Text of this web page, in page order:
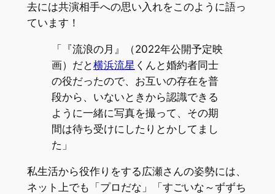
去には共演相手への思い入れをこのように語っ
ています！
「『流浪の月』（2022年公開予定映
画）だと横浜流星 くんと婚約者同士
の役だったので、お互いの存在を普
段から、いないときから認識できる
ように一緒に写真を撮って、その期
間は待ち受けにしたりとかしてまし
た」
私生活から役作りをする広瀬さんの姿勢には、
ネット上でも「プロだな」「すごいな～ずずち